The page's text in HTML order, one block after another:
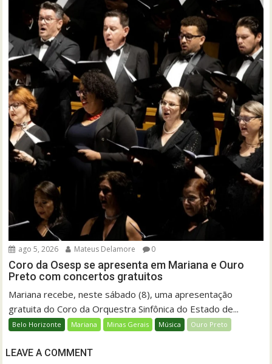
ago 5, 2026 Mateus Delamore 0
Coro da Osesp se apresenta em Mariana e Ouro
Preto com concertos gratuitos
Mariana recebe, neste sábado (8), uma apresentação
gratuita do Coro da Orquestra Sinfônica do Estado de...
Belo Horizonte Mariana Minas Gerais Música Ouro Preto
LEAVE A COMMENT